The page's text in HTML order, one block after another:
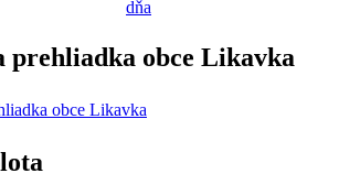
dňa
prehliadka obce Likavka